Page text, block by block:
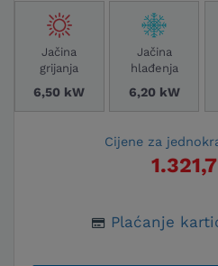
Jačina
grijanja
6,50 kW
Jačina
hlađenja
6,20 kW
Cijene za
Plaćanje